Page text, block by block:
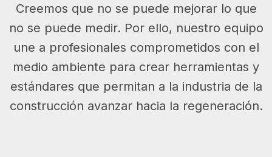
Creemos que no se puede mejorar lo que
no se puede medir. Por ello, nuestro equipo
une a profesionales comprometidos con el
medio ambiente para crear herramientas y
estándares que permitan a la industria de la
construcción avanzar hacia la regeneración.